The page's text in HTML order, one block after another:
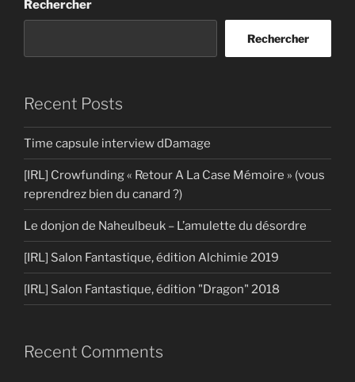
Rechercher
Rechercher
Recent Posts
Time capsule interview dDamage
[IRL] Crowfunding « Retour A La Case Mémoire » (vous
reprendrez bien du canard ?)
Le donjon de Naheulbeuk – L’amulette du désordre
[IRL] Salon Fantastique, édition Alchimie 2019
[IRL] Salon Fantastique, édition "Dragon" 2018
Recent Comments